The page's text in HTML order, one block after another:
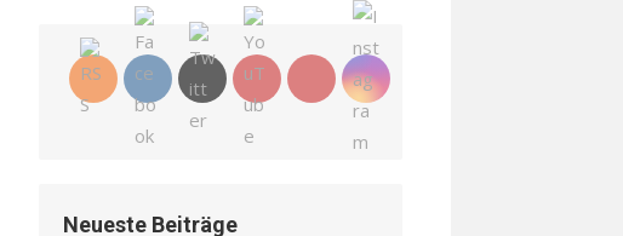
Neueste Beiträge